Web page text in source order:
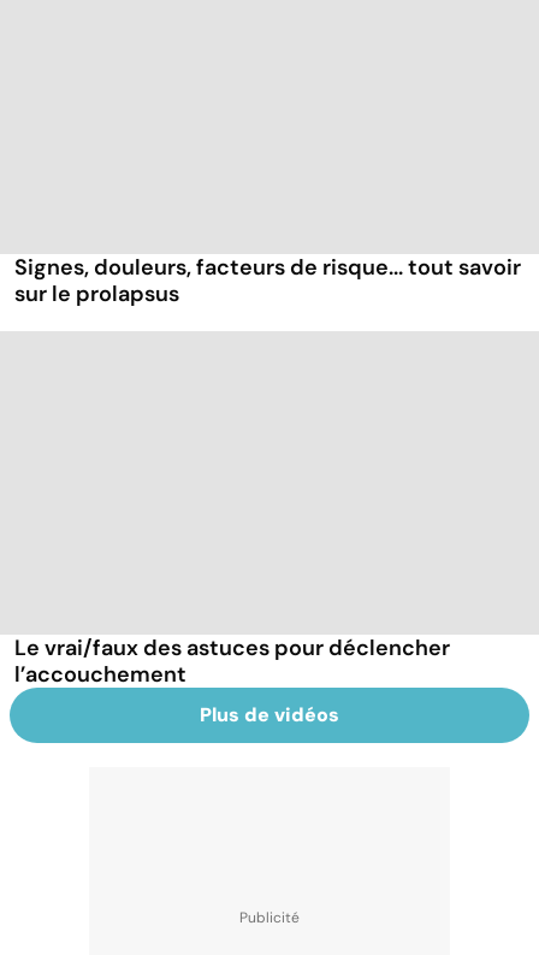
Signes, douleurs, facteurs de risque... tout savoir
sur le prolapsus
Le vrai/faux des astuces pour déclencher
l’accouchement
Plus de vidéos